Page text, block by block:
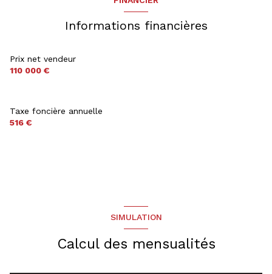
Informations financières
Prix net vendeur
110 000 €
Taxe foncière annuelle
516 €
SIMULATION
Calcul des mensualités